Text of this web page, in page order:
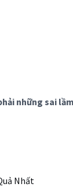
những sai
Nhất